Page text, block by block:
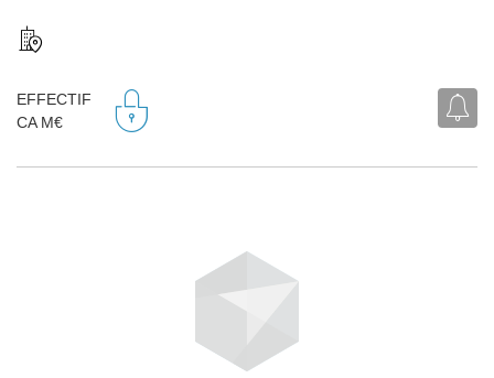
EFFECTIF
CA M€